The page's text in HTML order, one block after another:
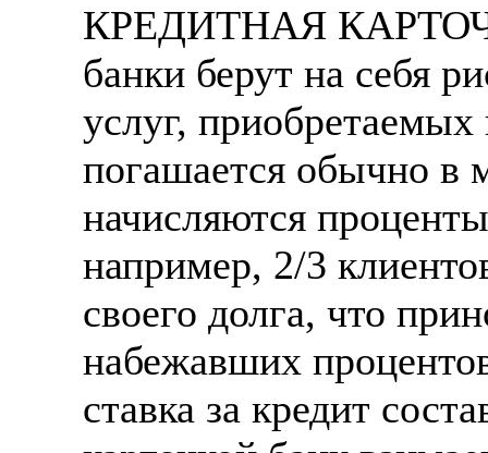
КРЕДИТНАЯ
банки берут на себя
услуг,
погашается обычно в
начисляются
например, 2/3
своего долга, что
набежавших
ставка за кредит